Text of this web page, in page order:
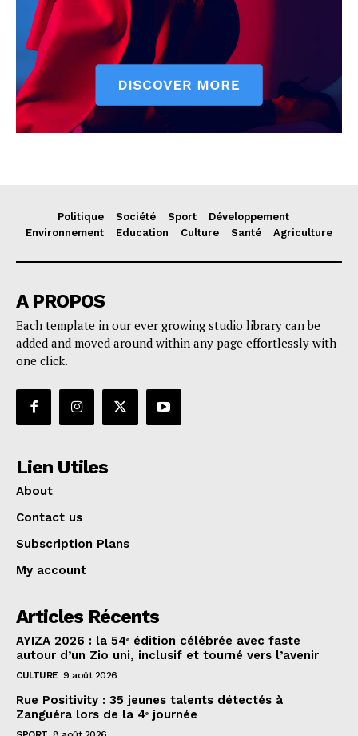
Politique Société Sport
Développement
Environnement
Education Culture Santé Agriculture
A PROPOS
Each template in our ever growing studio library can be
added and moved around within any page effortlessly with
one click.
Lien Utiles
About
Contact us
Subscription Plans
My account
Articles Récents
AYIZA 2026 : la 54ᵉ édition célébrée avec faste
autour d’un Zio uni, inclusif et tourné vers l’avenir
CULTURE 9 août 2026
Rue Positivity : 35 jeunes talents détectés à
Zanguéra lors de la 4ᵉ journée